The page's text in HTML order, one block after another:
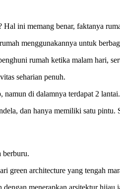
ini memang benar, faktanya
menggunakannya untuk
rumah ketika malam hari,
seharian penuh.
di dalamnya terdapat 2 lantai.
dan hanya memiliki satu
berburu.
green architecture yang tengah
menerapkan arsitektur hijau